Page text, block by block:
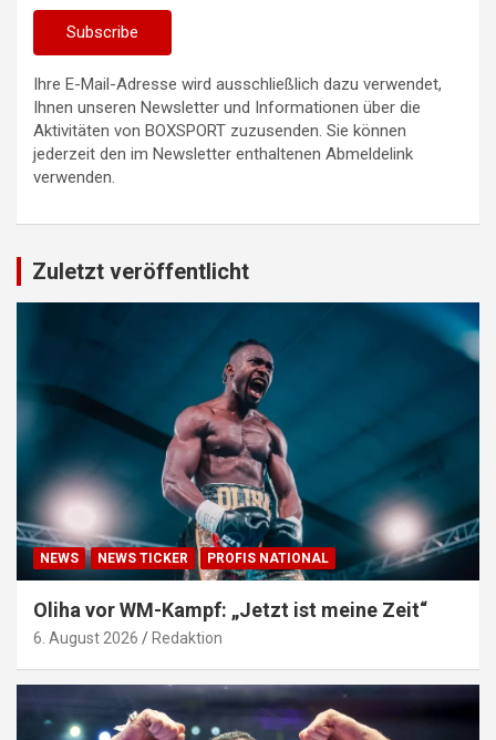
Ihre E-Mail-Adresse wird ausschließlich dazu verwendet,
Ihnen unseren Newsletter und Informationen über die
Aktivitäten von BOXSPORT zuzusenden. Sie können
jederzeit den im Newsletter enthaltenen Abmeldelink
verwenden.
Zuletzt veröffentlicht
NEWS NEWS TICKER PROFIS NATIONAL
Oliha vor WM-Kampf: „Jetzt ist meine Zeit“
6. August 2026 Redaktion